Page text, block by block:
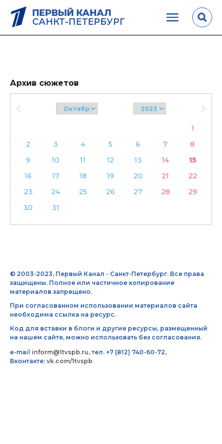
ПЕРВЫЙ КАНАЛ
САНКТ-ПЕТЕРБУРГ
Архив сюжетов
1
2
3 4 5 6 7
8
9
10 11 12 13 14
15
16
17 18 19 20 21
22
23
24 25 26 27 28
29
30
31
© 2003-2023, Первый Канал - Санкт-Петербург. Все права
защищены. Полное или частичное копирование
материалов запрещено.
При согласованном использовании материалов сайта
необходима ссылка на ресурс.
Код для вставки в блоги и другие ресурсы, размещенный
на нашем сайте, можно использовать без согласования.
e-mail inform@1tvspb.ru, тел. +7 (812) 740-60-72,
Вконтакте: vk.com/1tvspb